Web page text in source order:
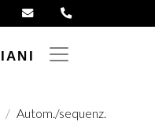
Autom./sequenz.